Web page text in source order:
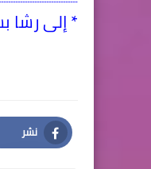
* إلى رشا
نشر
Facebook